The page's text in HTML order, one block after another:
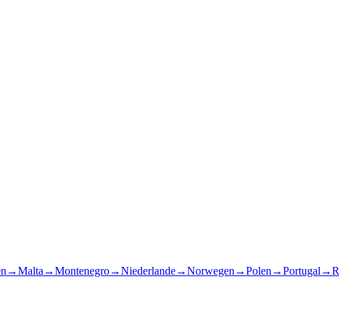
→Malta →Montenegro→Niederlande→Norwegen →Polen →Portugal →